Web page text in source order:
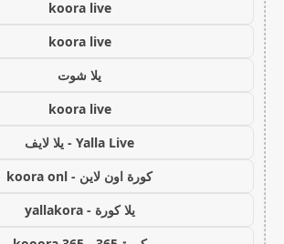
koora live
koora live
يلا شوت
koora live
Yalla Live - يلا لايف
كورة اون لاين - koora onl
يلا كورة - yallakora